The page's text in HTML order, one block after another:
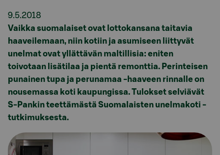
9.5.2018
Vaikka suomalaiset ovat lottokansana taitavia
haaveilemaan, niin kotiin ja asumiseen liittyvät
unelmat ovat yllättävän maltillisia: eniten
toivotaan lisätilaa ja pientä remonttia. Perinteisen
punainen tupa ja perunamaa -haaveen rinnalle on
nousemassa koti kaupungissa. Tulokset selviävät
S-Pankin teettämästä Suomalaisten unelmakoti -
tutkimuksesta.